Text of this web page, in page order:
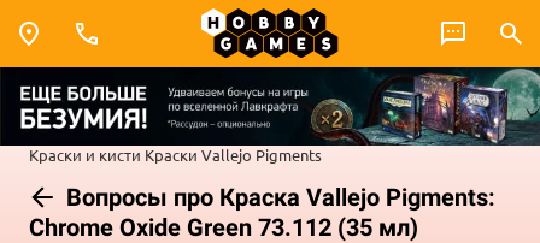
Краски и кисти Краски Vallejo Pigments
Вопросы про Краска Vallejo Pigments:
Chrome Oxide Green 73.112 (35 мл)